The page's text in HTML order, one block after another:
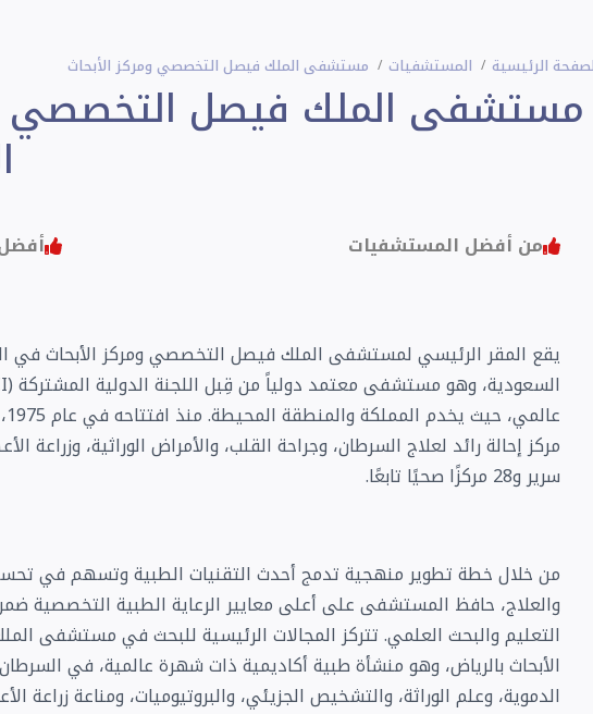
الرئيسية المستشفيات مستشفى الملك فيصل التخصصي ومركز الأبحاث
مستشفى الملك فيصل التخصصي
من أفضل المستشفيات
يقع المقر الرئيسي لمستشفى الملك فيصل التخصصي ومركز الأبحاث في
سرير و28 مركزًا صحيًا تابعًا.
من خلال خطة تطوير منهجية تدمج أحدث التقنيات الطبية وتسهم في
والعلاج، حافظ المستشفى على أعلى معايير الرعاية الطبية التخصصية
التعليم والبحث العلمي. تتركز المجالات الرئيسية للبحث في مستشفى
الأبحاث بالرياض، وهو منشأة طبية أكاديمية ذات شهرة عالمية، في
الدموية، وعلم الوراثة، والتشخيص الجزيئي، والبروتيوميات، ومناعة زراعة